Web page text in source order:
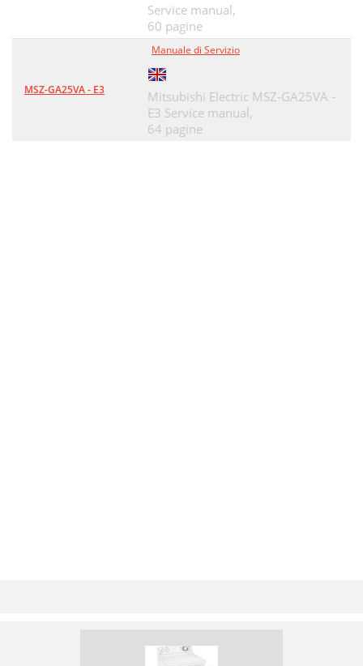
Service manual,
60 pagine
MSZ-GA25VA - E3
Manuale di Servizio
Mitsubishi Electric MSZ-GA25VA -
E3 Service manual,
64 pagine